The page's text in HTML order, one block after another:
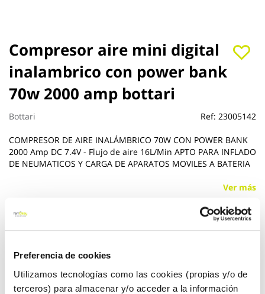
Preferencia de cookies
Utilizamos tecnologías como las cookies (propias y/o de
terceros) para almacenar y/o acceder a la información
Compresor aire mini digital
inalambrico con power bank
70w 2000 amp bottari
Bottari Ref: 23005142
COMPRESOR DE AIRE INALÁMBRICO 70W CON POWER BANK
2000 Amp DC 7.4V - Flujo de aire 16L/Min APTO PARA INFLADO
DE NEUMATICOS Y CARGA DE APARATOS MOVILES A BATERIA
Ver más
29,50 €
Saltar
al
comienzo
de
la
galería
de